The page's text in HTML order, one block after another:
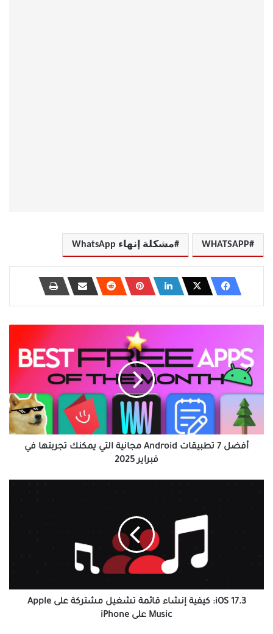
WHATSAPP مشكلة إنهاء WhatsApp
تطبيقات
Android
مجانية
التي
يمكنك
تجربتها
في
فبراير
أفضل 7 تطبيقات Android مجانية التي يمكنك تجربتها في
فبراير 2025
Apple
Music
iOS 17.3: كيفية إنشاء قائمة تشغيل مشتركة على Apple
Music على iPhone